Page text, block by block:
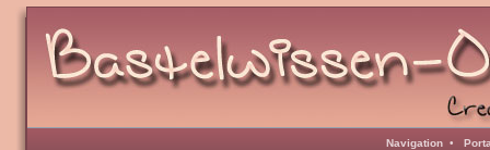
Navigation •